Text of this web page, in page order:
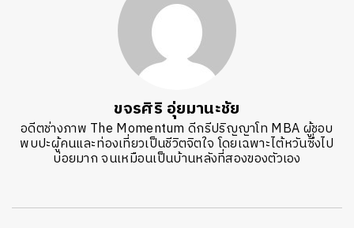
ขจรศิริ อุ่ยมานะชัย
อดีตช่างภาพ The Momentum ดีกรีปริญญาโท MBA ผู้ชอบ
พบปะผู้คนและท่องเที่ยวเป็นชีวิตจิตใจ โดยเฉพาะไต้หวันซึ่งไป
บ่อยมาก จนเหมือนเป็นบ้านหลังที่สองของตัวเอง